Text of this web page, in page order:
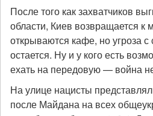
После того как захватчиков
области, Киев возвращается к
открываются кафе, но угроза
остается. Ну и у кого есть
ехать на передовую — война
На улице нацисты
после Майдана на всех